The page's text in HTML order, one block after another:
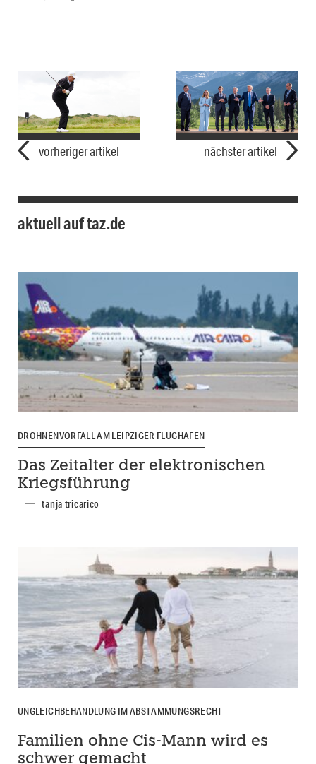
vorheriger artikel nächster artikel
aktuell auf taz.de
DROHNENVORFALL AM LEIPZIGER FLUGHAFEN
Das Zeitalter der elektronischen
Kriegsführung
tanja tricarico
UNGLEICHBEHANDLUNG IM ABSTAMMUNGSRECHT
Familien ohne Cis-Mann wird es
schwer gemacht